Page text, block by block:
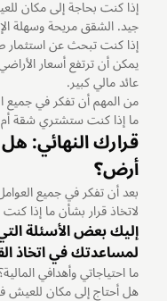
إذا كنت بحاجة إلى مكان
جيد. الشقق مريحة وسهلة
إذا كنت تبحث عن استثمار
يمكن أن ترتفع أسعار
عائد مالي كبير.
من المهم أن تفكر في جميع
ما إذا كنت ستشتري شقة
قرارك النهائي:
أرض؟
بعد أن تفكر في جميع
لاتخاذ قرار بشأن ما إذا
إليك بعض الأسئلة
لمساعدتك في اتخاذ
ما احتياجاتي وأهدافي
هل أحتاج إلى مكان للعيش